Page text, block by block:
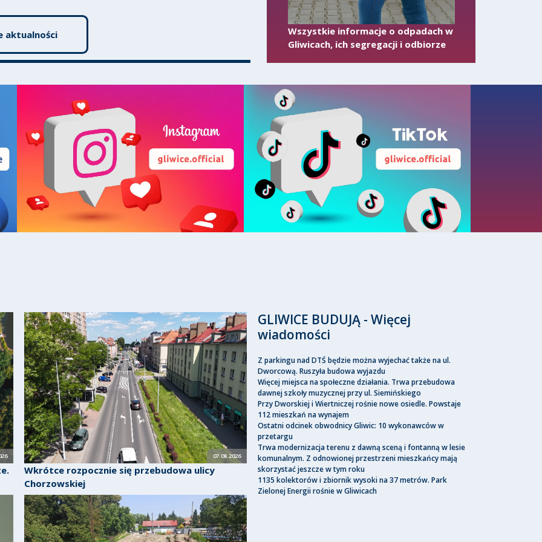
aktualności
Wszystkie informacje o odpadach w
Gliwicach, ich segregacji i odbiorze
07.08.2026
Wkrótce rozpocznie się przebudowa ulicy
Chorzowskiej
GLIWICE BUDUJĄ - Więcej
wiadomości
Z parkingu nad DTŚ będzie można wyjechać także na ul.
Dworcową. Ruszyła budowa wyjazdu
Więcej miejsca na społeczne działania. Trwa przebudowa
dawnej szkoły muzycznej przy ul. Siemińskiego
Przy Dworskiej i Wiertniczej rośnie nowe osiedle. Powstaje
112 mieszkań na wynajem
Ostatni odcinek obwodnicy Gliwic: 10 wykonawców w
przetargu
Trwa modernizacja terenu z dawną sceną i fontanną w lesie
komunalnym. Z odnowionej przestrzeni mieszkańcy mają
skorzystać jeszcze w tym roku
1135 kolektorów i zbiornik wysoki na 37 metrów. Park
Zielonej Energii rośnie w Gliwicach